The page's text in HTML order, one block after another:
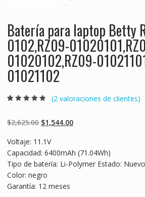
Batería para laptop Betty
0102,RZ09-
01020102,RZ09-
01021102
basado en
puntuaciones
(2 valoraciones de clientes)
$2,625.00 Original
was:
$2,625.00.
$1,544.00Current
$1,544.00.
Voltaje: 11.1V
Capacidad: 6400mAh (71.04Wh)
Tipo de batería: Li-Polymer Estado: Nuevo
Color: negro
Garantía: 12 meses